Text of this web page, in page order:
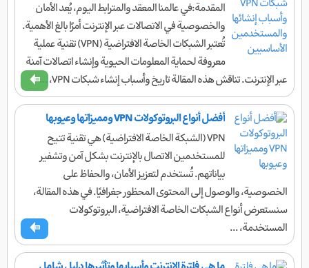
المقدمة:في عالمنا المعقد والمترابط اليوم، يُعد الأمان
والخصوصية في الاتصالات عبر الإنترنت أمرًا بالغ الأهمية.
تُعتبر الشبكات الخاصة الافتراضية (VPN) تقنية عملية
معروفة لحماية المعلومات الحيوية وإنشاء اتصالات آمنة
عبر الإنترنت. تناقش هذه المقالة تاريخ وأسباب إنشاء شبكات VPN، ...
أفضل أنواع البروتوكولات VPN ومميزاتها وعيوبها
VPN (الشبكة الخاصة الافتراضية) هي تقنية تتيح
للمستخدمين الاتصال بالإنترنت بشكل آمن وتشفير
بياناتهم. تُستخدم لتعزيز الأمان، والحفاظ على
الخصوصية، والوصول إلى المحتوى المحظور جغرافيًا. في هذه المقالة،
سنستعرض أنواع الشبكات الخاصة الافتراضية، البروتوكولات
المستخدمة، ...